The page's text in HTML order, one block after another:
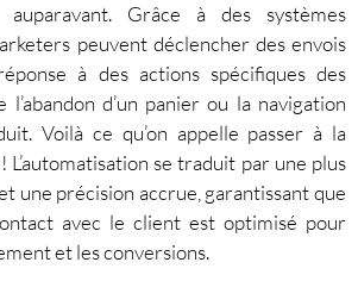
Grâce à des systèmes
peuvent déclencher des envois
à des actions spécifiques des
l’abandon d’un panier ou la navigation
Voilà ce qu’on appelle passer à la
se traduit par une plus
une précision accrue, garantissant que
avec le client est optimisé pour
et les conversions.